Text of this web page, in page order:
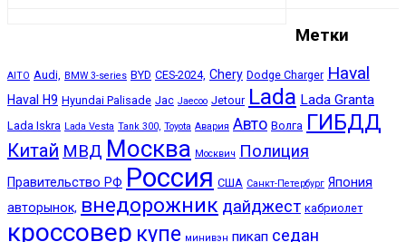
Метки
AITO Audi, BMW 3-series BYD CES-2024, Chery Dodge Charger Haval
Haval H9 Hyundai Palisade Jac Jaecoo Jetour Lada Lada Granta
Lada Iskra Lada Vesta Tank 300, Toyota Авария Авто Волга ГИБДД
Китай МВД Москва Москвич Полиция
Правительство РФ Россия США Санкт-Петербург Япония
авторынок, внедорожник дайджест кабриолет
кроссовер купе минивэн пикап седан